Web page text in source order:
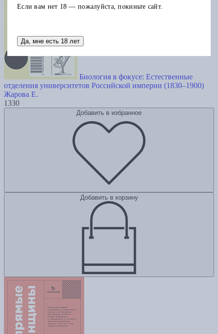
Биология в фокусе: Естественные
отделения университетов Российской империи (1830–1900)
Жарова Е.
1330
Добавить в избранное
Добавить в корзину
Если вам нет 18 — пожалуйста, покиньте сайт.
Да, мне есть 18 лет